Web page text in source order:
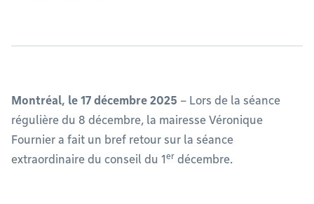
Montréal, le 17 décembre 2025 – Lors de la séance
régulière du 8 décembre, la mairesse Véronique
Fournier a fait un bref retour sur la séance
extraordinaire du conseil du 1er décembre.